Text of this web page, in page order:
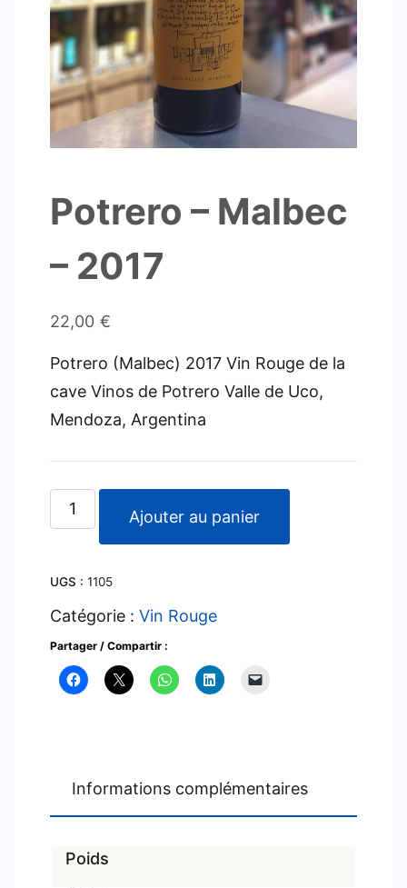
Potrero – Malbec
– 2017
22,00 €
Potrero (Malbec) 2017 Vin Rouge de la
cave Vinos de Potrero Valle de Uco,
Mendoza, Argentina
quantité
de
-
Malbec
-
2017
Ajouter au panier
UGS : 1105
Catégorie : Vin Rouge
Partager / Compartir :
Informations complémentaires
Poids